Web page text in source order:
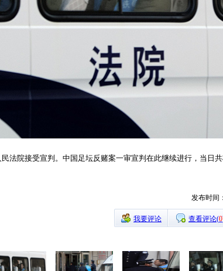
法院接受宣判。中国足坛反赌案一审宣判在此继续进行，当日
发布时间
我要评论 查看评论(0